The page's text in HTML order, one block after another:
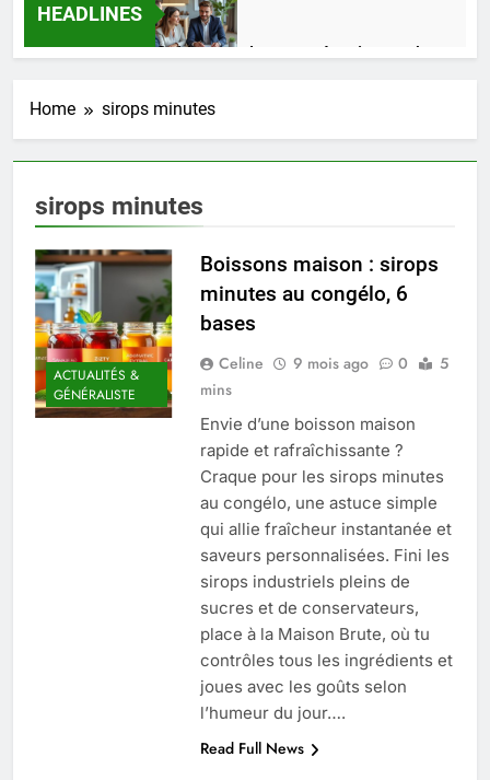
HEADLINES
Guide complet pour réussir un achat
2 Semaines Ago
impact dans le domaine médical
4 Mois Ago
Quel est le salaire de Myriam Seurat en
2025 ?
4 Mois Ago
Okrami : comprendre ses
fonctionnalités clés et avantages
4 Mois Ago
Découvrez notre test d’orientation
gratuit spécialement conçu pour
collégiens et lycéens
4 Mois Ago
Liste complète des marques
rezoactif.com à connaître en 2025
Home sirops minutes
sirops minutes
ACTUALITÉS &
GÉNÉRALISTE
Boissons maison : sirops
minutes au congélo, 6
bases
Celine 9 mois ago 0
5
mins
Envie d’une boisson maison
rapide et rafraîchissante ?
Craque pour les sirops minutes
au congélo, une astuce simple
qui allie fraîcheur instantanée et
saveurs personnalisées. Fini les
sirops industriels pleins de
sucres et de conservateurs,
place à la Maison Brute, où tu
contrôles tous les ingrédients et
joues avec les goûts selon
l’humeur du jour….
Read Full News